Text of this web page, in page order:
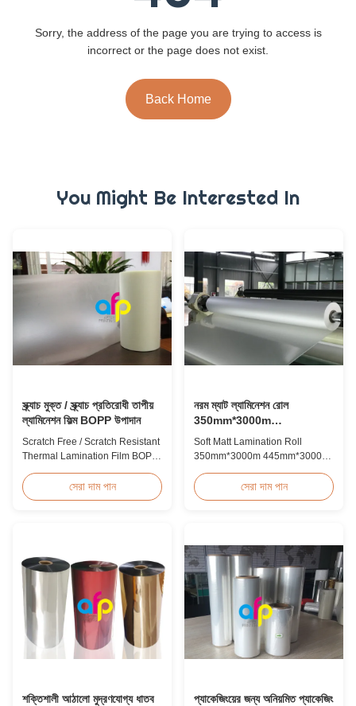
Sorry, the address of the page you are trying to access is
incorrect or the page does not exist.
Back Home
You Might Be Interested In
স্ক্র্যাচ মুক্ত / স্ক্র্যাচ প্রতিরোধী তাপীয়
ল্যামিনেশন ফিল্ম BOPP উপাদান
Scratch Free / Scratch Resistant
Thermal Lamination Film BOPP
scratch thermal lamination film
(also known as scratch free
film features scratch resistant
coating on one ...
সেরা দাম পান
নরম ম্যাট ল্যামিনেশন রোল
350mm*3000m
445mm*3000m মাল্টিপল
এক্সট্রুশন
Soft Matt Lamination Roll
350mm*3000m 445mm*3000m
Professional Glossy Matt Film
Lamination Roll Manufacturer
rolls, we have been producing
high-quality products since
2008. We utilize 8 ...
সেরা দাম পান
শক্তিশালী আঠালো মুদ্রণযোগ্য ধাতব
প্যাকেজিংয়ের জন্য অনিয়মিত প্যাকেজিং